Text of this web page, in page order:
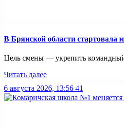
В Брянской области стартовала
Цель смены — укрепить командный
Читать далее
6 августа 2026, 13:56 41